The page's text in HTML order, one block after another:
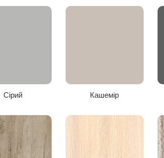
Сірий Кашемір